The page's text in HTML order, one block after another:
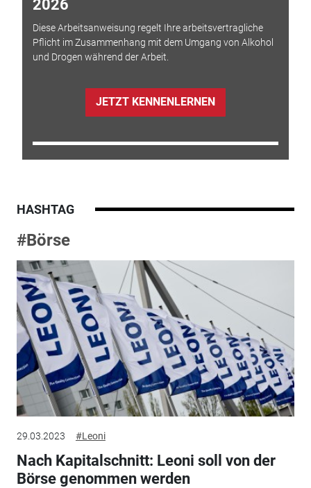
2026
Diese Arbeitsanweisung regelt Ihre arbeitsvertragliche
Pflicht im Zusammenhang mit dem Umgang von Alkohol
und Drogen während der Arbeit.
JETZT KENNENLERNEN
HASHTAG
#Börse
29.03.2023 #Leoni
Nach Kapitalschnitt: Leoni soll von der
Börse genommen werden